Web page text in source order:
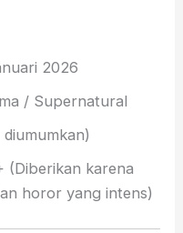
2026
/ Supernatural
(Diberikan karena
horor yang intens)